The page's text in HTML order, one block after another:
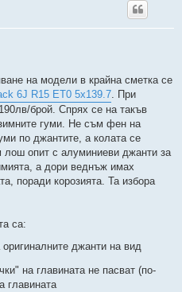
на модели в крайна сметка се
6J R15 ET0 5x139.7. При
брой. Спрях се на такъв
гуми. Не съм фен на
по джантите, а колата се
опит с алуминиеви джанти за
а дори веднъж имах
поради корозията. Та избора
са:
джанти на вид
на главината не пасват (по-
главината